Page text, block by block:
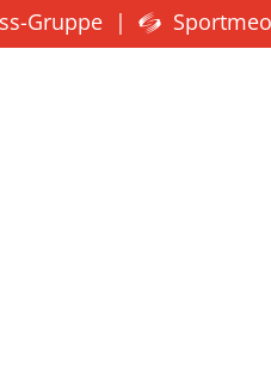
Gruppe | Sportmeo